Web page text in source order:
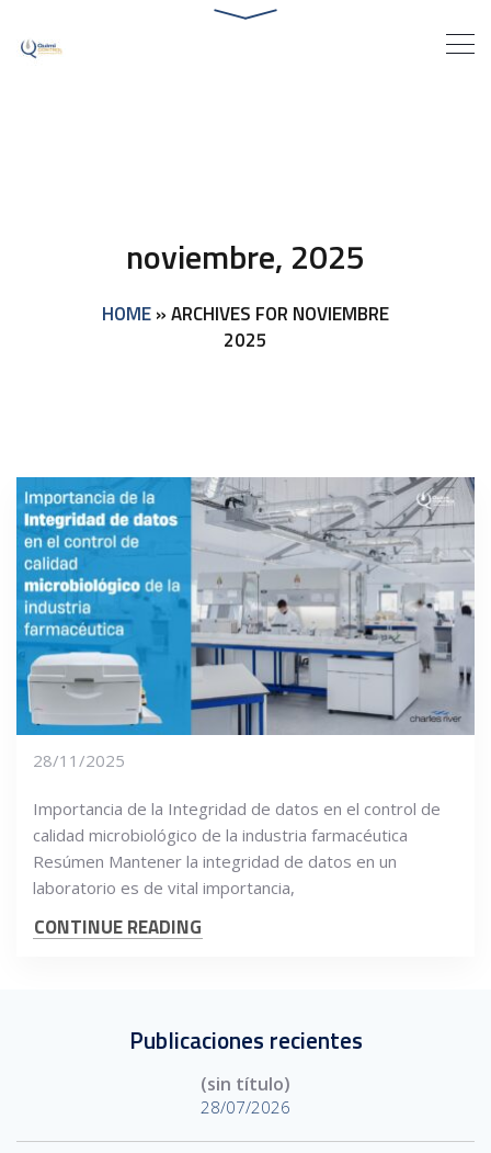
noviembre, 2025
HOME»ARCHIVES FOR NOVIEMBRE
2025
28/11/2025
Importancia de la Integridad de datos en el control de
calidad microbiológico de la industria farmacéutica
Resúmen Mantener la integridad de datos en un
laboratorio es de vital importancia,
CONTINUE READING
Publicaciones recientes
(sin título)
28/07/2026